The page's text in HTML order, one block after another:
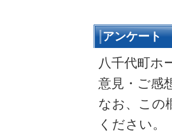
アンケート
八千代町ホ
意見・ご感
なお、この
ください。